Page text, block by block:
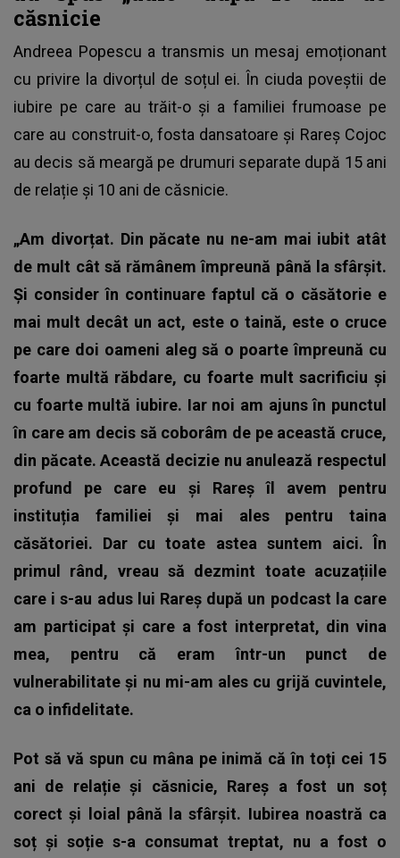
căsnicie
Andreea Popescu a transmis un mesaj emoționant
cu privire la divorțul de soțul ei. În ciuda poveștii de
iubire pe care au trăit-o și a familiei frumoase pe
care au construit-o, fosta dansatoare și Rareș Cojoc
au decis să meargă pe drumuri separate după 15 ani
de relație și 10 ani de căsnicie.
„Am divorțat. Din păcate nu ne-am mai iubit atât
de mult cât să rămânem împreună până la sfârșit.
Și consider în continuare faptul că o căsătorie e
mai mult decât un act, este o taină, este o cruce
pe care doi oameni aleg să o poarte împreună cu
foarte multă răbdare, cu foarte mult sacrificiu și
cu foarte multă iubire. Iar noi am ajuns în punctul
în care am decis să coborâm de pe această cruce,
din păcate. Această decizie nu anulează respectul
profund pe care eu și Rareș îl avem pentru
instituția familiei și mai ales pentru taina
căsătoriei. Dar cu toate astea suntem aici. În
primul rând, vreau să dezmint toate acuzațiile
care i s-au adus lui Rareș după un podcast la care
am participat și care a fost interpretat, din vina
mea, pentru că eram într-un punct de
vulnerabilitate și nu mi-am ales cu grijă cuvintele,
ca o infidelitate.
Pot să vă spun cu mâna pe inimă că în toți cei 15
ani de relație și căsnicie, Rareș a fost un soț
corect și loial până la sfârșit. Iubirea noastră ca
soț și soție s-a consumat treptat, nu a fost o